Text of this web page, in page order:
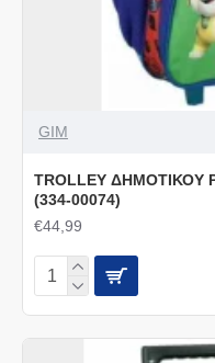
GIM
TROLLEY ΔΗΜΟΤΙΚΟΥ
(334-00074)
€44,99